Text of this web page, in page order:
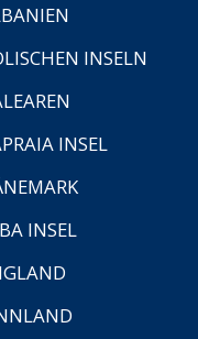
INSELN
INSEL
INSEL